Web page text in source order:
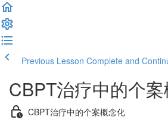
Previous Lesson Complete and
CBPT治疗中的个
CBPT治疗中的个案概念化